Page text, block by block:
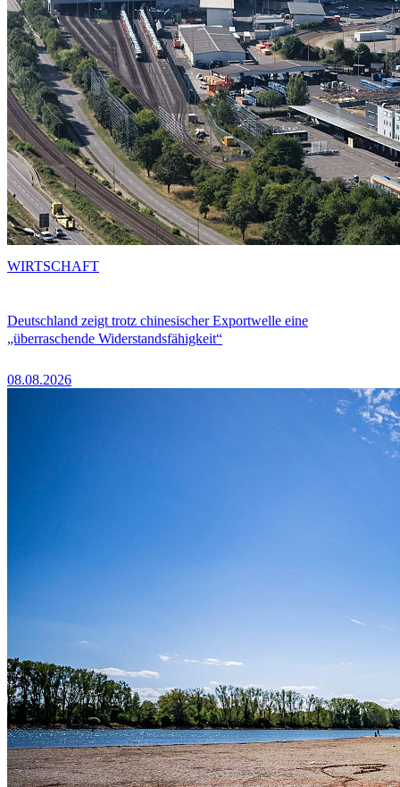
Deutschland zeigt trotz chinesischer Exportwelle eine
„überraschende Widerstandsfähigkeit“
08.08.2026
WIRTSCHAFT